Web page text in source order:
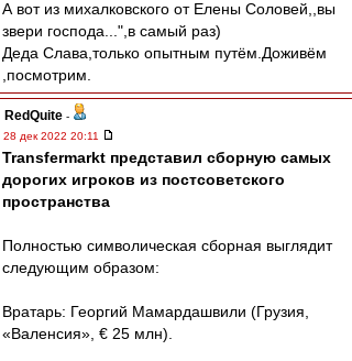
А вот из михалковского от Елены Соловей,,вы
звери господа...",в самый раз)
Деда Слава,только опытным путём.Доживём
,посмотрим.
RedQuite -
28 дек 2022 20:11
Transfermarkt представил сборную самых
дорогих игроков из постсоветского
пространства
Полностью символическая сборная выглядит
следующим образом:
Вратарь: Георгий Мамардашвили (Грузия,
«Валенсия», € 25 млн).